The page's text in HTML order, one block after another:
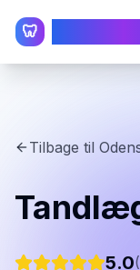
🦷
Tilbage til
5.0(